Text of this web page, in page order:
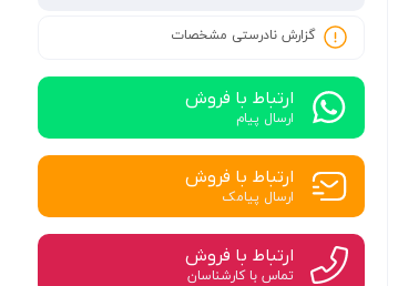
گزارش نادرستی مشخصات
ارتباط با فروش
ارسال پیام
ارتباط با فروش
ارسال پیامک
ارتباط با فروش
تماس با کارشناسان